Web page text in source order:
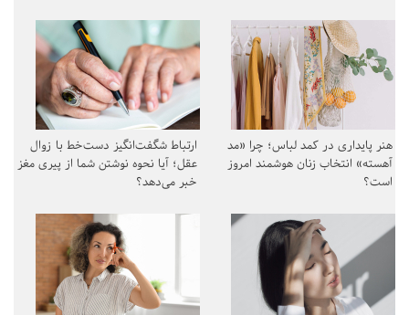
هنر پایداری در کمد لباس؛ چرا «مد
آهسته» انتخاب زنان هوشمند امروز
است؟
ارتباط شگفت‌انگیز دست‌خط با زوال
عقل؛ آیا نحوه نوشتن شما از پیری مغز
خبر می‌دهد؟